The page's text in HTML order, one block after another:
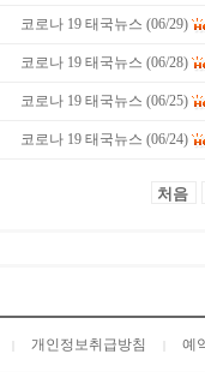
코로나 19 태국뉴스 (06/29)
코로나 19 태국뉴스 (06/28)
코로나 19 태국뉴스 (06/25)
코로나 19 태국뉴스 (06/24)
처음
개인정보취급방침 예